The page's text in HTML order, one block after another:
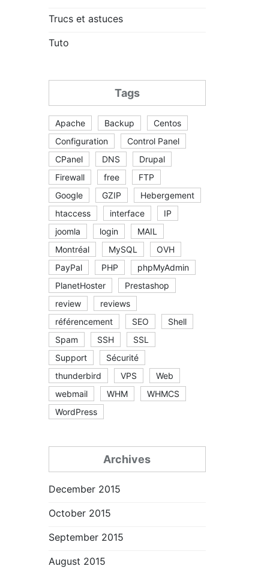
Trucs et astuces
Tuto
Tags
Apache Backup
Centos
Configuration
Control Panel
CPanel
DNS
Drupal
Firewall
free
FTP
Google
GZIP
Hebergement
htaccess
interface
IP
joomla
login
MAIL
Montréal
MySQL
OVH
PayPal
PHP
phpMyAdmin
PlanetHoster
Prestashop
review
reviews
référencement
SEO
Shell
Spam
SSH
SSL
Support
Sécurité
thunderbird
VPS
Web
webmail
WHM
WHMCS
WordPress
Archives
December 2015
October 2015
September 2015
August 2015